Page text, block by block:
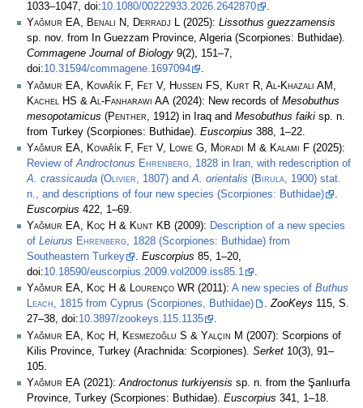
1033–1047, doi:10.1080/00222933.2026.2642870
.
Yağmur EA, Benali N, Derradj L (2025): Lissothus guezzamensis
sp. nov. from In Guezzam Province, Algeria (Scorpiones: Buthidae).
Commagene Journal of Biology 9(2), 151–7,
doi:10.31594/commagene.1697094
.
Yağmur EA, Kovařík F, Fet V, Hussen FS, Kurt R, Al-Khazali AM,
Kachel HS & Al-Fanharawi AA (2024): New records of Mesobuthus
mesopotamicus (Penther , 1912) in Iraq and Mesobuthus faiki sp. n.
from Turkey (Scorpiones: Buthidae). Euscorpius 388, 1–22.
Yağmur EA, Kovařík F, Fet V, Lowe G, Moradi M & Kalami F (2025):
Review ofAndroctonus Ehrenberg, 1828 in Iran, with redescription of
A. crassicauda (Olivier, 1807) andA. orientalis (Birula, 1900) stat.
n., and descriptions of four new species (Scorpiones: Buthidae)
.
Euscorpius 422, 1–69.
Yağmur EA, Koç H & Kunt KB (2009): Description of a new species
of Leiurus Ehrenberg, 1828 (Scorpiones: Buthidae) from
Southеastеrn Turkey
. Euscorpius 85, 1–20,
doi:10.18590/euscorpius.2009.vol2009.iss85.1
.
Yağmur EA, Koç H & Lourenço WR (2011): A new species of Buthus
Leach, 1815 from Cyprus (Scorpiones, Buthidae) .ZooKeys 115, S.
27–38, doi:10.3897/zookeys.115.1135
.
Yağmur EA, Koç H, Kesmezoğlu S & Yalçın M (2007): Scorpions of
Kilis Province, Turkey (Arachnida: Scorpiones). Serket 10(3), 91–
105.
Yağmur EA (2021):Androctonus turkiyensis sp. n. from the Şanlıurfa
Province, Turkey (Scorpiones: Buthidae). Euscorpius 341, 1–18.